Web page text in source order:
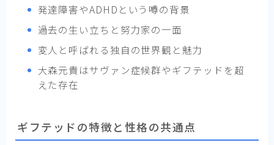
発達障害やADHDという噂の背景
過去の生い立ちと努力家の一面
変人と呼ばれる独自の世界観と魅力
大森元貴はサヴァン症候群やギフテッドを超
えた存在
ギフテッドの特徴と性格の共通点